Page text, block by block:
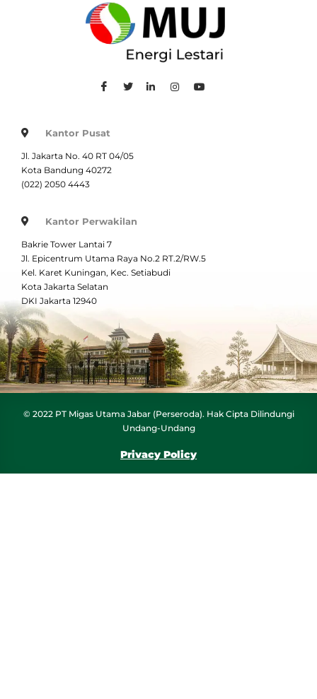
Kantor Pusat
Jl. Jakarta No. 40 RT 04/05
Kota Bandung 40272
(022) 2050 4443
Kantor Perwakilan
Bakrie Tower Lantai 7
Jl. Epicentrum Utama Raya No.2 RT.2/RW.5
Kel. Karet Kuningan, Kec. Setiabudi
Kota Jakarta Selatan
DKI Jakarta 12940
© 2022 PT Migas Utama Jabar (Perseroda). Hak Cipta Dilindungi
Undang-Undang
Privacy Policy